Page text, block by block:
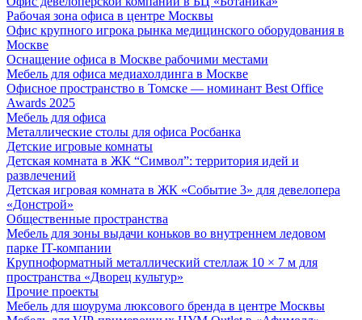
Рабочая зона офиса в центре Москвы
Офис крупного игрока рынка медицинского оборудования в
Москве
Оснащение офиса в Москве рабочими местами
Мебель для офиса медиахолдинга в Москве
Офисное пространство в Томске — номинант Best Office
Awards 2025
Мебель для офиса
Металлические столы для офиса Росбанка
Детские игровые комнаты
Детская комната в ЖК “Символ”: территория идей и
развлечений
Детская игровая комната в ЖК «Событие 3» для девелопера
«Донстрой»
Общественные пространства
Мебель для зоны выдачи коньков во внутреннем ледовом
парке IT-компании
Крупноформатный металлический стеллаж 10 × 7 м для
пространства «Дворец культур»
Прочие проекты
Мебель для шоурума люксового бренда в центре Москвы